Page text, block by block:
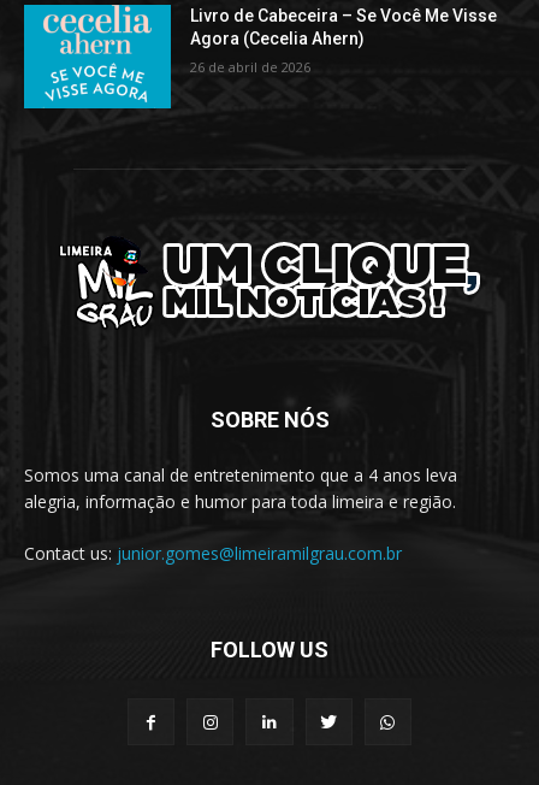
Livro de Cabeceira – Se Você Me Visse
Agora (Cecelia Ahern)
26 de abril de 2026
SOBRE NÓS
Somos uma canal de entretenimento que a 4 anos leva
alegria, informação e humor para toda limeira e região.
Contact us: junior.gomes@limeiramilgrau.com.br
FOLLOW US